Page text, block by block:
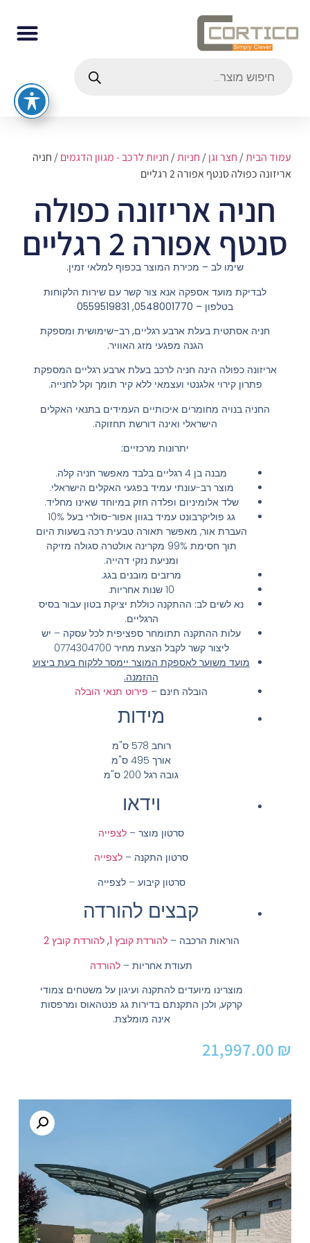
עמוד הבית/חצר וגן/חניות/חניות לרכב - מגוון הדגמים/ חניה
אריזונה כפולה סנטף אפורה 2 רגליים
חניה אריזונה כפולה
סנטף אפורה 2 רגליים
שימו לב – מכירת המוצר בכפוף למלאי זמין.
לבדיקת מועד אספקה אנא צור קשר עם שירות הלקוחות
בטלפון – 0548001770, 0559519831
חניה אסתטית בעלת ארבע רגליים, רב-שימושית ומספקת
הגנה מפגעי מזג האוויר.
אריזונה כפולה הינה חניה לרכב בעלת ארבע רגליים המספקת
פתרון קירוי אלגנטי ועצמאי ללא קיר תומך וקל לחנייה.
החניה בנויה מחומרים איכותיים העמידים בתנאי האקלים
הישראלי ואינה דורשת תחזוקה.
יתרונות מרכזיים:
מבנה בן 4 רגליים בלבד מאפשר חניה קלה.
מוצר רב-עונתי עמיד בפגעי האקלים הישראלי.
שלד אלומיניום ופלדה חזק במיוחד שאינו מחליד.
גג פוליקרבונט עמיד בגוון אפור-סולרי בעל 10%
העברת אור, מאפשר תאורה טבעית רכה בשעות היום
תוך חסימת 99% מקרינה אולטרה סגולה מזיקה
ומניעת נזקי דהייה.
מרזבים מובנים בגג.
10 שנות אחריות.
נא לשים לב: ההתקנה כוללת יציקת בטון עבור בסיס
הרגליים.
עלות ההתקנה תתומחר ספציפית לכל עסקה – יש
ליצור קשר לקבל הצעת מחיר 0774304700
מועד משוער לאספקת המוצר יימסר ללקוח בעת ביצוע
ההזמנה.
הובלה חינם – פירוט תנאי הובלה
מידות
רוחב 578 ס"מ
אורך 495 ס"מ
גובה רגל 200 ס"מ
וידאו
סרטון מוצר – לצפייה
סרטון התקנה – לצפייה
סרטון קיבוע – לצפייה
קבצים להורדה
הוראות הרכבה –להורדת קובץ 1 ,להורדת קובץ 2
תעודת אחריות – להורדה
מוצרינו מיועדים להתקנה ועיגון על משטחים צמודי
קרקע, ולכן התקנתם בדירות גג פנטהאוס ומרפסות
אינה מומלצת.
21,997.00 ₪